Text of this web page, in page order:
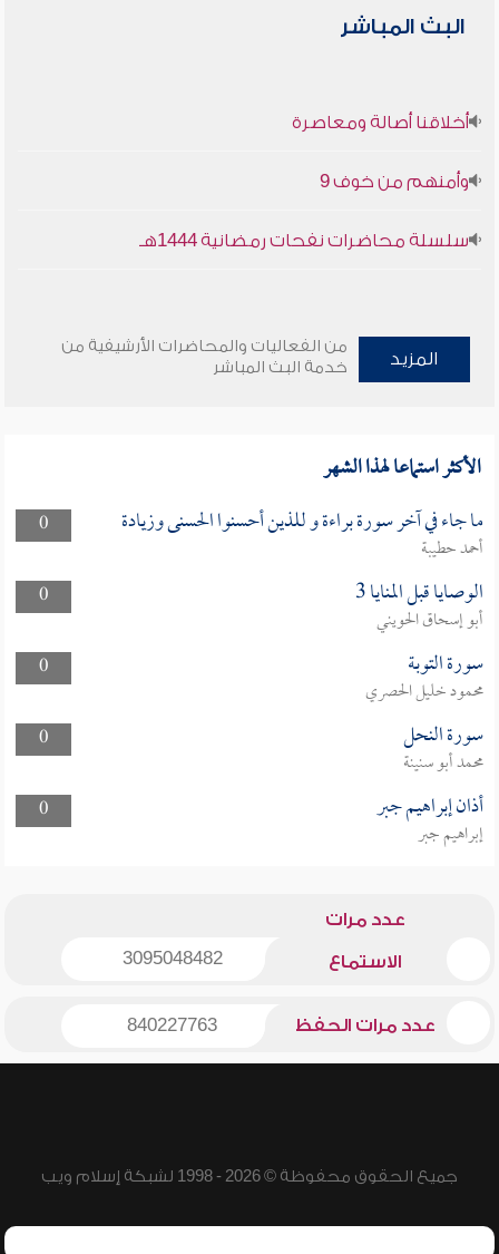
البث المباشر
أخلاقنا أصالة ومعاصرة
وأمنهم من خوف 9
سلسلة محاضرات نفحات رمضانية 1444هـ
المزيد
من الفعاليات والمحاضرات الأرشيفية من
خدمة البث المباشر
الأكثر استماعا لهذا الشهر
0 ما جاء في آخر سورة براءة و للذين أحسنوا الحسنى وزيادة
أحمد حطيبة
0
الوصايا قبل المنايا 3
أبو إسحاق الحويني
0
سورة التوبة
محمود خليل الحصري
0
سورة النحل
محمد أبو سنينة
0
أذان إبراهيم جبر
إبراهيم جبر
عدد مرات
الاستماع 3095048482
عدد مرات الحفظ 840227763
جميع الحقوق محفوظة © 2026 - 1998 لشبكة إسلام ويب